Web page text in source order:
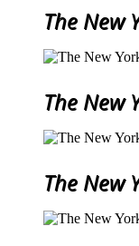
The New
The New
The New